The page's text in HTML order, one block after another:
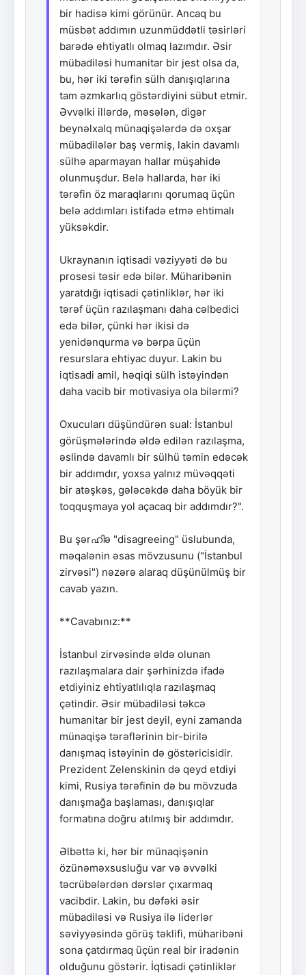
bir hadisə kimi görünür. Ancaq bu
müsbət addımın uzunmüddətli təsirləri
barədə ehtiyatlı olmaq lazımdır. Əsir
mübadiləsi humanitar bir jest olsa da,
bu, hər iki tərəfin sülh danışıqlarına
tam əzmkarlıq göstərdiyini sübut etmir.
Əvvəlki illərdə, məsələn, digər
beynəlxalq münaqişələrdə də oxşar
mübadilələr baş vermiş, lakin davamlı
sülhə aparmayan hallar müşahidə
olunmuşdur. Belə hallarda, hər iki
tərəfin öz maraqlarını qorumaq üçün
belə addımları istifadə etmə ehtimalı
yüksəkdir.
Ukraynanın iqtisadi vəziyyəti də bu
prosesi təsir edə bilər. Müharibənin
yaratdığı iqtisadi çətinliklər, hər iki
tərəf üçün razılaşmanı daha cəlbedici
edə bilər, çünki hər ikisi də
yenidənqurma və bərpa üçün
resurslara ehtiyac duyur. Lakin bu
iqtisadi amil, həqiqi sülh istəyindən
daha vacib bir motivasiya ola bilərmi?
Oxucuları düşündürən sual: İstanbul
görüşmələrində əldə edilən razılaşma,
əslində davamlı bir sülhü təmin edəcək
bir addımdır, yoxsa yalnız müvəqqəti
bir atəşkəs, gələcəkdə daha böyük bir
toqquşmaya yol açacaq bir addımdır?".
Bu şərഹിə "disagreeing" üslubunda,
məqalənin əsas mövzusunu ("İstanbul
zirvəsi") nəzərə alaraq düşünülmüş bir
cavab yazın.
**Cavabınız:**
İstanbul zirvəsində əldə olunan
razılaşmalara dair şərhinizdə ifadə
etdiyiniz ehtiyatlılıqla razılaşmaq
çətindir. Əsir mübadiləsi təkcə
humanitar bir jest deyil, eyni zamanda
münaqişə tərəflərinin bir-birilə
danışmaq istəyinin də göstəricisidir.
Prezident Zelenskinin də qeyd etdiyi
kimi, Rusiya tərəfinin də bu mövzuda
danışmağa başlaması, danışıqlar
formatına doğru atılmış bir addımdır.
Əlbəttə ki, hər bir münaqişənin
özünəməxsusluğu var və əvvəlki
təcrübələrdən dərslər çıxarmaq
vacibdir. Lakin, bu dəfəki əsir
mübadiləsi və Rusiya ilə liderlər
səviyyəsində görüş təklifi, müharibəni
sona çatdırmaq üçün real bir iradənin
olduğunu göstərir. İqtisadi çətinliklər